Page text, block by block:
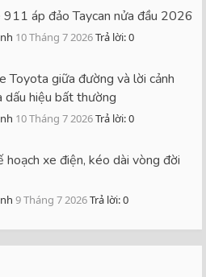
áp đảo Taycan nửa đầu 2026
10 Tháng 7 2026Trả lời: 0
Toyota giữa đường và lời cảnh
dấu hiệu bất thường
10 Tháng 7 2026Trả lời: 0
xe điện, kéo dài vòng đời
9 Tháng 7 2026Trả lời: 0